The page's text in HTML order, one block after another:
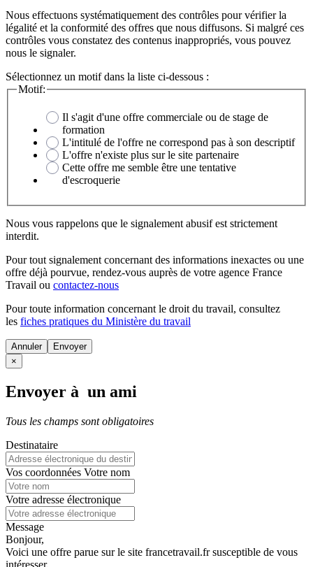
Nous effectuons systématiquement des contrôles pour vérifier la
légalité et la conformité des offres que nous diffusons. Si malgré ces
contrôles vous constatez des contenus inappropriés, vous pouvez
nous le signaler.
Sélectionnez un motif dans la liste ci-dessous :
Motif:
Il s'agit d'une offre commerciale ou de stage de
formation
L'intitulé de l'offre ne correspond pas à son descriptif
L'offre n'existe plus sur le site partenaire
Cette offre me semble être une tentative
d'escroquerie
Nous vous rappelons que le signalement abusif est strictement
interdit.
Pour tout signalement concernant des informations inexactes ou une
offre déjà pourvue, rendez-vous auprès de votre agence France
Travail ou contactez-nous
Pour toute information concernant le droit du travail, consultez
les fiches pratiques du Ministère du travail
Annuler
×
Envoyer à un ami
Tous les champs sont obligatoires
Destinataire
Vos coordonnées Votre nom
Votre adresse électronique
Message
Bonjour,
Voici une offre parue sur le site francetravail.fr susceptible de vous
intéresser.